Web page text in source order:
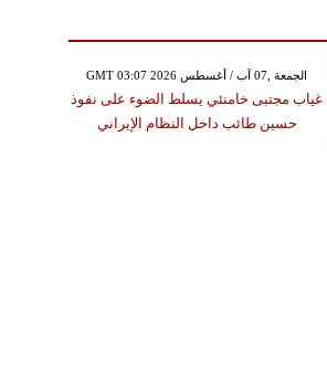
GMT 03:07 2026 الجمعة ,07 آب / أغسطس
غياب مجتبى خامنئي يسلط الضوء على نفوذ
حسين طائب داخل النظام الإيراني